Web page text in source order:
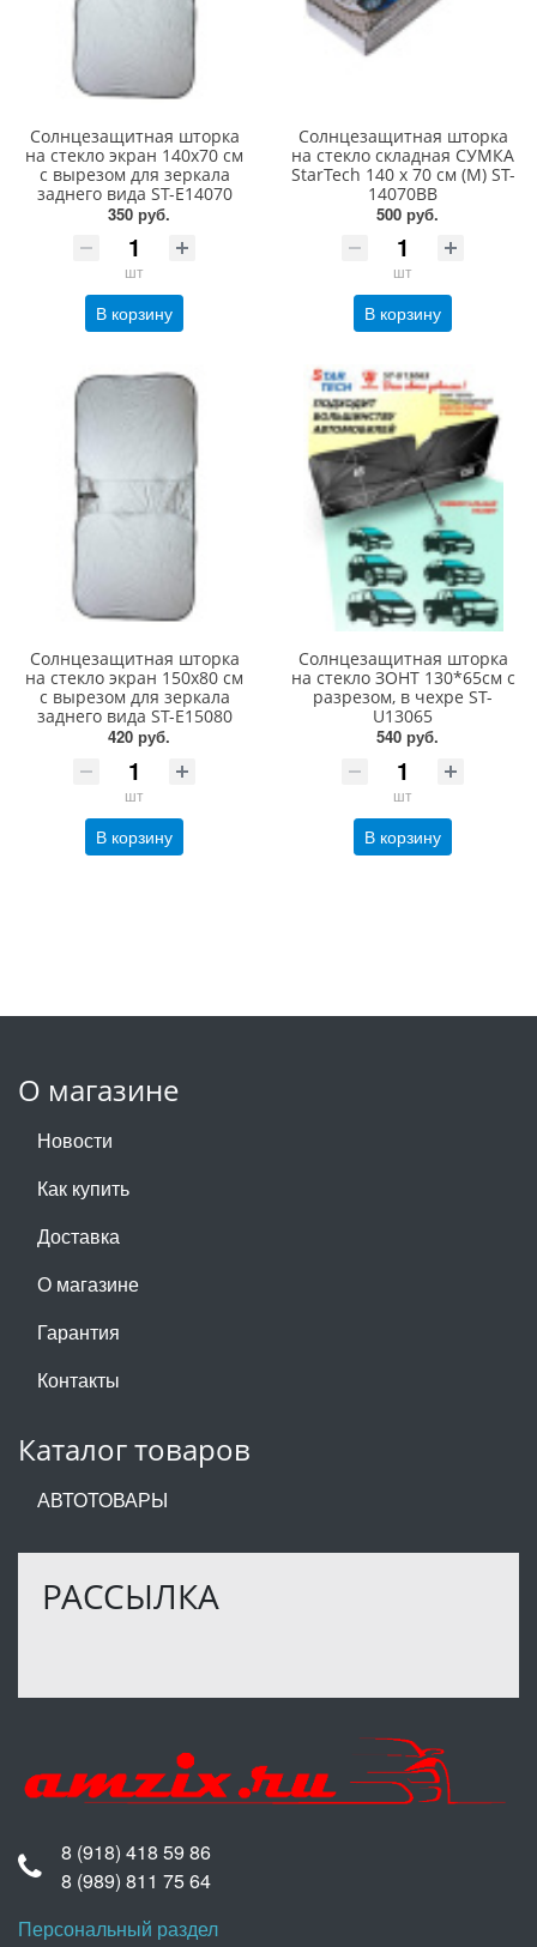
Солнцезащитная шторка
на стекло экран 140х70 см
с вырезом для зеркала
заднего вида ST-E14070
350 руб.
шт
В корзину
Солнцезащитная шторка
на стекло складная СУМКА
StarTech 140 х 70 см (M) ST-
14070BB
500 руб.
шт
В корзину
Солнцезащитная шторка
на стекло экран 150х80 см
с вырезом для зеркала
заднего вида ST-E15080
420 руб.
шт
В корзину
Солнцезащитная шторка
на стекло ЗОНТ 130*65см с
разрезом, в чехре ST-
U13065
540 руб.
шт
В корзину
О магазине
Новости
Как купить
Доставка
О магазине
Гарантия
Контакты
Каталог товаров
АВТОТОВАРЫ
РАССЫЛКА
8 (918) 418 59 86
8 (989) 811 75 64
Персональный раздел